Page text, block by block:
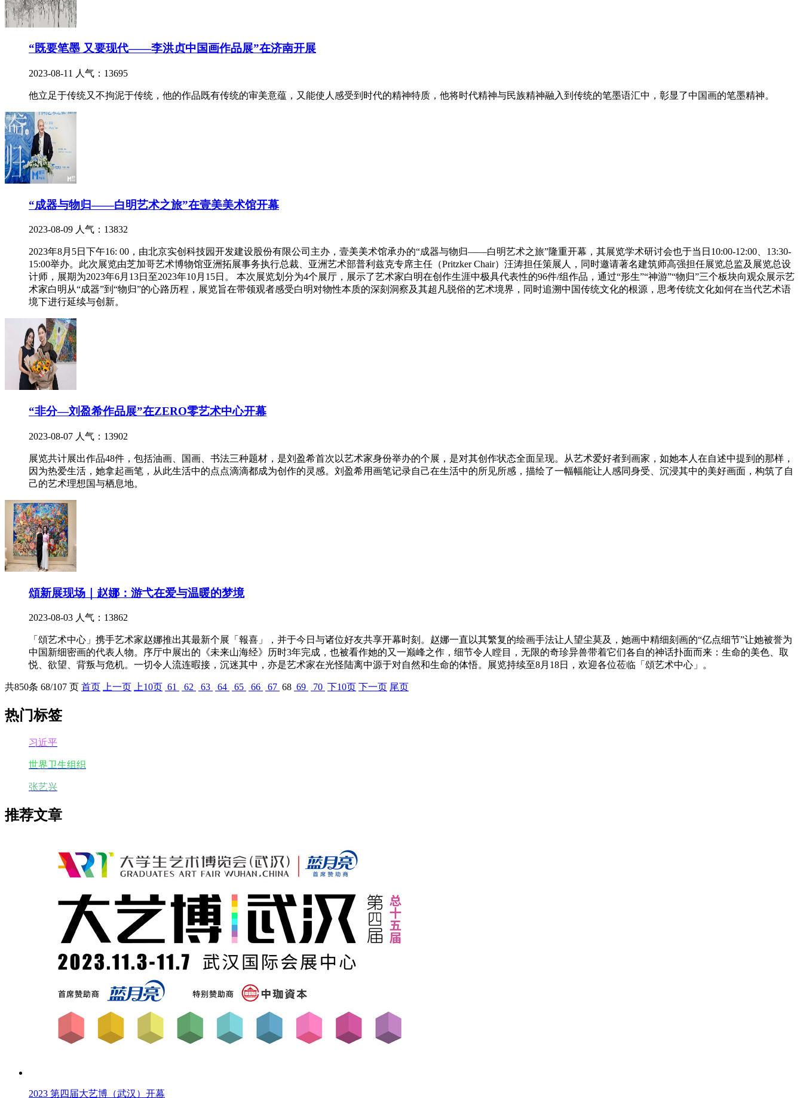
“既要笔墨 又要现代——李洪贞中国画作品展”在济南开展
2023-08-11 人气：13695
他立足于传统又不拘泥于传统，他的作品既有传统的审美意蕴，又能使人感受到时代的精神特质，他将时代精神与民族精神融入到传统的笔墨语汇中，彰显了中国画的笔墨精神。
“成器与物归——白明艺术之旅”在壹美美术馆开幕
2023-08-09 人气：13832
2023年8月5日下午16: 00，由北京实创科技园开发建设股份有限公司主办，壹美美术馆承办的“成器与物归——白明艺术之旅”隆重开幕，其展览学术研讨会也于当日10:00-12:00、13:30-
15:00举办。此次展览由芝加哥艺术博物馆亚洲拓展事务执行总裁、亚洲艺术部普利兹克专席主任（Pritzker Chair）汪涛担任策展人，同时邀请著名建筑师高强担任展览总监及展览总设
计师，展期为2023年6月13日至2023年10月15日。 本次展览划分为4个展厅，展示了艺术家白明在创作生涯中极具代表性的96件/组作品，通过“形生”“神游”“物归”三个板块向观众展示艺
术家白明从“成器”到“物归”的心路历程，展览旨在带领观者感受白明对物性本质的深刻洞察及其超凡脱俗的艺术境界，同时追溯中国传统文化的根源，思考传统文化如何在当代艺术语
境下进行延续与创新。
“非分—刘盈希作品展”在ZERO零艺术中心开幕
2023-08-07 人气：13902
展览共计展出作品48件，包括油画、国画、书法三种题材，是刘盈希首次以艺术家身份举办的个展，是对其创作状态全面呈现。从艺术爱好者到画家，如她本人在自述中提到的那样，
因为热爱生活，她拿起画笔，从此生活中的点点滴滴都成为创作的灵感。刘盈希用画笔记录自己在生活中的所见所感，描绘了一幅幅能让人感同身受、沉浸其中的美好画面，构筑了自
己的艺术理想国与栖息地。
頌新展现场｜赵娜：游弋在爱与温暖的梦境
2023-08-03 人气：13862
「頌艺术中心」携手艺术家赵娜推出其最新个展「報喜」，并于今日与诸位好友共享开幕时刻。赵娜一直以其繁复的绘画手法让人望尘莫及，她画中精细刻画的“亿点细节”让她被誉为
中国新细密画的代表人物。序厅中展出的《未来山海经》历时3年完成，也被看作她的又一巅峰之作，细节令人瞠目，无限的奇珍异兽带着它们各自的神话扑面而来：生命的美色、取
悦、欲望、背叛与危机。一切令人流连暇接，沉迷其中，亦是艺术家在光怪陆离中源于对自然和生命的体悟。展览持续至8月18日，欢迎各位莅临「頌艺术中心」。
共850条 68/107 页 首页 上一页 上10页 61 62 63 64 65 66 67 68 69 70 下10页 下一页 尾页
热门标签
习近平
世界卫生组织
张艺兴
推荐文章
2023 第四届大艺博（武汉）开幕